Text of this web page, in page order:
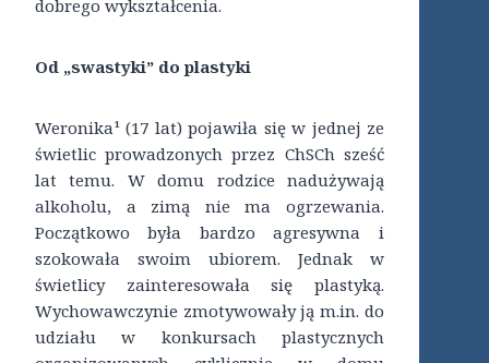
dobrego wykształcenia.
Od „swastyki” do plastyki
Weronika¹ (17 lat) pojawiła się w jednej ze
świetlic prowadzonych przez ChSCh sześć
lat temu. W domu rodzice nadużywają
alkoholu, a zimą nie ma ogrzewania.
Początkowo była bardzo agresywna i
szokowała swoim ubiorem. Jednak w
świetlicy zainteresowała się plastyką.
Wychowawczynie zmotywowały ją m.in. do
udziału w konkursach plastycznych